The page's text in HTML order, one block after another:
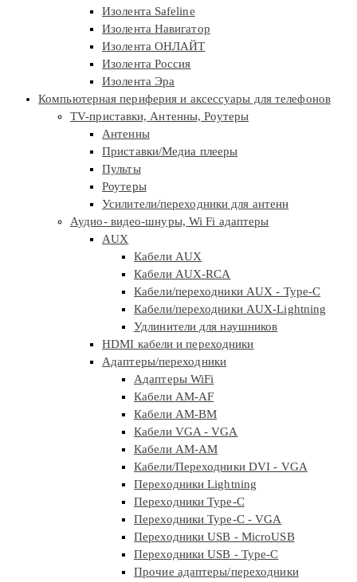
Изолента Safeline
Изолента Навигатор
Изолента ОНЛАЙТ
Изолента Россия
Изолента Эра
Компьютерная периферия и аксессуары для телефонов
TV-приставки, Антенны, Роутеры
Антенны
Приставки/Медиа плееры
Пульты
Роутеры
Усилители/переходники для антенн
Аудио- видео-шнуры, Wi Fi адаптеры
AUX
Кабели AUX
Кабели AUX-RCA
Кабели/переходники AUX - Type-C
Кабели/переходники AUX-Lightning
Удлинители для наушников
HDMI кабели и переходники
Адаптеры/переходники
Адаптеры WiFi
Кабели AM-AF
Кабели AM-BM
Кабели VGA - VGA
Кабели АМ-АМ
Кабели/Переходники DVI - VGA
Переходники Lightning
Переходники Type-C
Переходники Type-C - VGA
Переходники USB - MicroUSB
Переходники USB - Type-C
Прочие адаптеры/переходники